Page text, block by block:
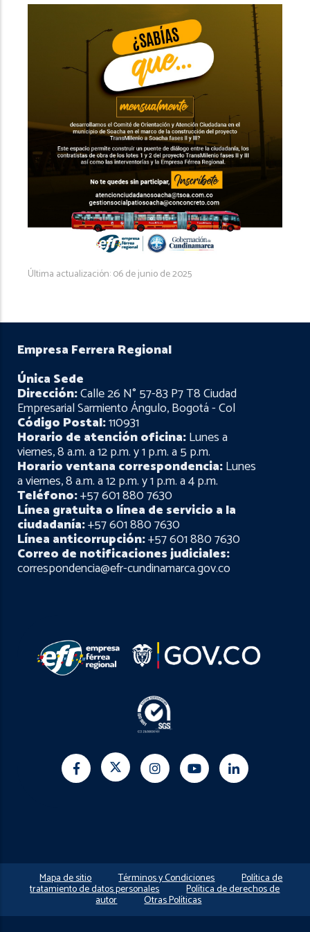
Última actualización: 06 de junio de 2025
Empresa Ferrera Regional
Única Sede
Dirección:Calle 26 N° 57-83 P7 T8 Ciudad
Empresarial Sarmiento Ángulo, Bogotá - Col
Código Postal:110931
Horario de atención oficina:Lunes a
viernes, 8 a.m. a 12 p.m. y 1 p.m. a 5 p.m.
Horario ventana correspondencia:Lunes
a viernes, 8 a.m. a 12 p.m. y 1 p.m. a 4 p.m.
Teléfono:+57 601 880 7630
Línea gratuita o línea de servicio a la
ciudadanía:+57 601 880 7630
Línea anticorrupción:+57 601 880 7630
Correo de notificaciones judiciales:
correspondencia@efr-cundinamarca.gov.co
Mapa de sitio Términos y Condiciones Política de
tratamiento de datos personales Política de derechos de
autor Otras Políticas